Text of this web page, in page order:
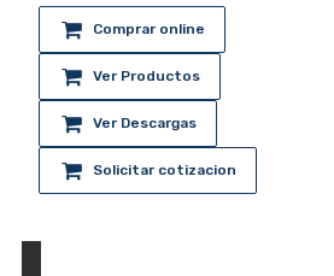
Comprar online
Ver Productos
Ver Descargas
Solicitar cotizacion